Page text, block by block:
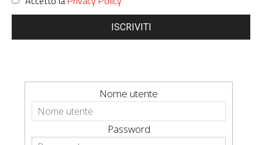
ISCRIVITI
Nome utente
Password